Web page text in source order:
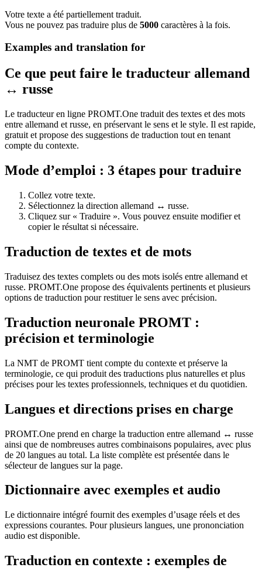
Votre texte a été partiellement traduit.
Vous ne pouvez pas traduire plus de 5000 caractères à la fois.
Examples and translation for
Ce que peut faire le traducteur allemand
↔ russe
Le traducteur en ligne PROMT.One traduit des textes et des mots
entre allemand et russe, en préservant le sens et le style. Il est rapide,
gratuit et propose des suggestions de traduction tout en tenant
compte du contexte.
Mode d’emploi : 3 étapes pour traduire
Collez votre texte.
Sélectionnez la direction allemand ↔ russe.
Cliquez sur « Traduire ». Vous pouvez ensuite modifier et
copier le résultat si nécessaire.
Traduction de textes et de mots
Traduisez des textes complets ou des mots isolés entre allemand et
russe. PROMT.One propose des équivalents pertinents et plusieurs
options de traduction pour restituer le sens avec précision.
Traduction neuronale PROMT :
précision et terminologie
La NMT de PROMT tient compte du contexte et préserve la
terminologie, ce qui produit des traductions plus naturelles et plus
précises pour les textes professionnels, techniques et du quotidien.
Langues et directions prises en charge
PROMT.One prend en charge la traduction entre allemand ↔ russe
ainsi que de nombreuses autres combinaisons populaires, avec plus
de 20 langues au total. La liste complète est présentée dans le
sélecteur de langues sur la page.
Dictionnaire avec exemples et audio
Le dictionnaire intégré fournit des exemples d’usage réels et des
expressions courantes. Pour plusieurs langues, une prononciation
audio est disponible.
Traduction en contexte : exemples de